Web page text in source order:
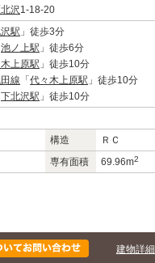
北沢1-18-20
駅 」徒歩3分
池ノ上駅 」徒歩6分
上原駅 」徒歩10分
線 「 代々木上原駅 」徒歩10分
下北沢駅 」徒歩10分
構造
ＲＣ
専有面積 69.96m2
建物詳細